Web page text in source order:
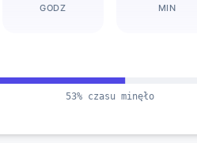
GODZ MIN
53% czasu minęło